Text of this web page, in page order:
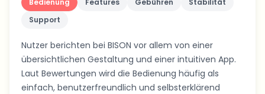
Bedienung Features Gebühren
Stabilität
Support
Nutzer berichten bei BISON vor allem von einer
übersichtlichen Gestaltung und einer intuitiven App.
Laut Bewertungen wird die Bedienung häufig als
einfach, benutzerfreundlich und selbsterklärend